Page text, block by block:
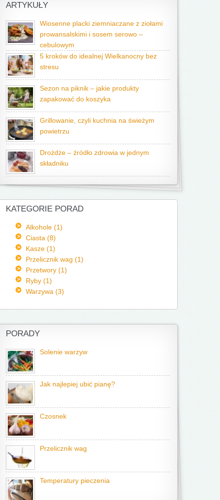
ARTYKUŁY
Wiosenne placki ziemniaczane z ziołami
prowansalskimi i sosem serowo –
cebulowym
5 kroków do idealnej Wielkanocny bez
stresu
Sezon na piknik – jakie produkty
zapakować do koszyka
Grillowanie, czyli kuchnia na świeżym
powietrzu
Drożdże – źródło zdrowia w jednym
składniku
KATEGORIE PORAD
Alkohole (1)
Ciasta (8)
Kasze (1)
Przelicznik wag (1)
Przetwory (1)
Ryby (1)
Warzywa (3)
PORADY
Solenie warzyw
Jak najlepiej ubić pianę?
Czosnek
Przelicznik wag
Temperatury pieczenia